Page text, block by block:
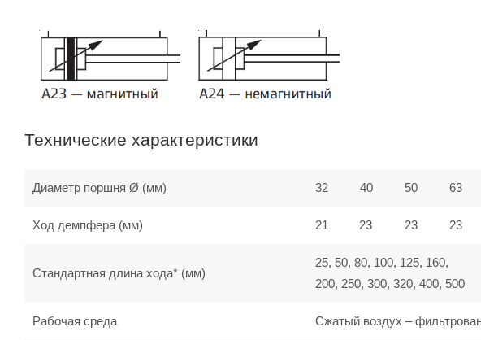
Технические характеристики
Диаметр поршня Ø (мм) 32 40 50 63
Ход демпфера (мм) 21 23 23 23
Стандартная длина хода* (мм)
25, 50, 80, 100, 125, 160,
200, 250, 300, 320, 400, 500
Рабочая среда Сжатый воздух –